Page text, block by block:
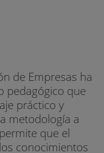
de Empresas ha
pedagógico que
práctico y
metodología a
que el
conocimientos